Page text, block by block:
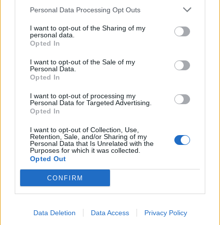
Personal Data Processing Opt Outs
I want to opt-out of the Sharing of my
personal data.
Opted In
I want to opt-out of the Sale of my
Personal Data.
Opted In
I want to opt-out of processing my
Personal Data for Targeted Advertising.
Opted In
I want to opt-out of Collection, Use,
Retention, Sale, and/or Sharing of my
Personal Data that Is Unrelated with the
Purposes for which it was collected.
Opted Out
CONFIRM
Data Deletion Data Access Privacy Policy